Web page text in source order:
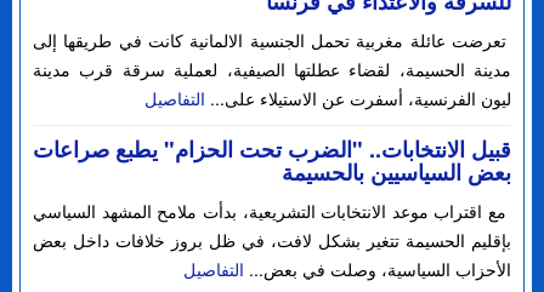
تعرضت عائلة مغربية تحمل الجنسية الالمانية كانت في طريقها إلى
مدينة الحسيمة، لقضاء عطلتها الصيفية، لعملية سرقة قرب مدينة
ليون الفرنسية، أسفرت عن الاستيلاء على... التفاصيل
قبيل الانتخابات.. "الضرب تحت الحزام" يطبع صراعات
بعض السياسيين بالحسيمة
مع اقتراب موعد الانتخابات التشريعية، بدأت ملامح المشهد السياسي
بإقليم الحسيمة تتغير بشكل لافت، في ظل بروز خلافات داخل بعض
الأحزاب السياسية، وصلت في بعض... التفاصيل